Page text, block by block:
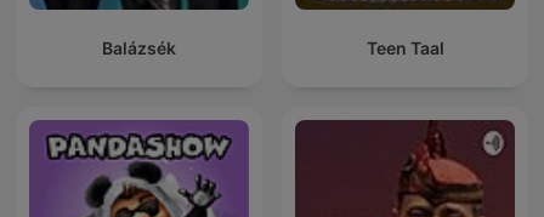
Balázsék Teen Taal